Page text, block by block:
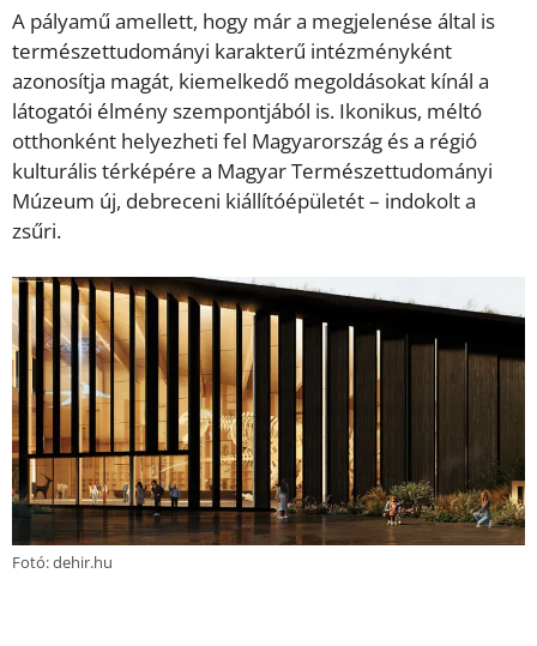
A pályamű amellett, hogy már a megjelenése által is
természettudományi karakterű intézményként
azonosítja magát, kiemelkedő megoldásokat kínál a
látogatói élmény szempontjából is. Ikonikus, méltó
otthonként helyezheti fel Magyarország és a régió
kulturális térképére a Magyar Természettudományi
Múzeum új, debreceni kiállítóépületét – indokolt a
zsűri.
Fotó: dehir.hu